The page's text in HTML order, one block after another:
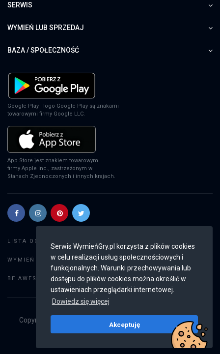
Serwis WymieńGry.pl korzysta z plików cookies
w celu realizacji usług społecznościowych i
funkcjonalnych. Warunki przechowywania lub
dostępu do plików cookies można określić w
ustawieniach przeglądarki internetowej.
Dowiedz się więcej
Akceptuję
SERWIS
WYMIEŃ LUB SPRZEDAJ
BAZA / SPOŁECZNOŚĆ
Google Play i logo Google Play są znakami
towarowymi firmy Google LLC.
App Store jest znakiem towarowym
firmy Apple Inc., zastrzeżonym w
Stanach Zjednoczonych i innych krajach.
LISTA OGŁOSZEŃ:
WYMIEŃ GRY: Dodaj ogłoszenie
BE AWESOME: Weryfikacja konta
Copyright © 2019 - 2026
Wszystkie prawa
v2.8.4